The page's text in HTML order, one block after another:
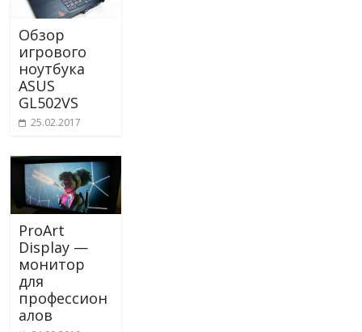
Обзор
игрового
ноутбука
ASUS
GL502VS
25.02.2017
ProArt
Display —
монитор
для
профессион
алов